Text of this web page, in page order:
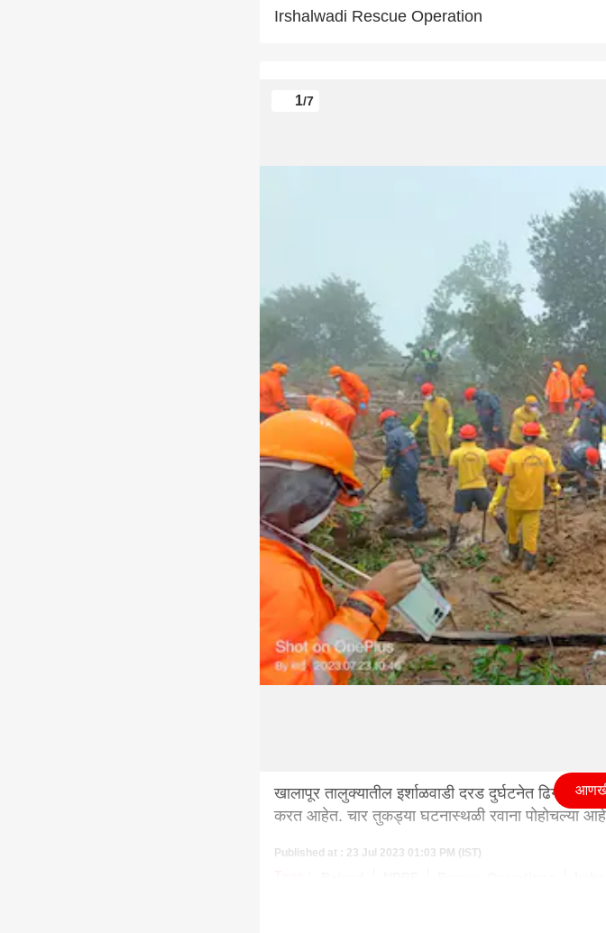
Irshalwadi Rescue Operation
1/7
खालापूर तालुक्यातील इर्शाळवाडी दरड दुर्घटनेत
करत आहेत. चार तुकड्या घटनास्थळी रवाना पोहोचल्या
Published at : 23 Jul 2023 01:03 PM (IST)